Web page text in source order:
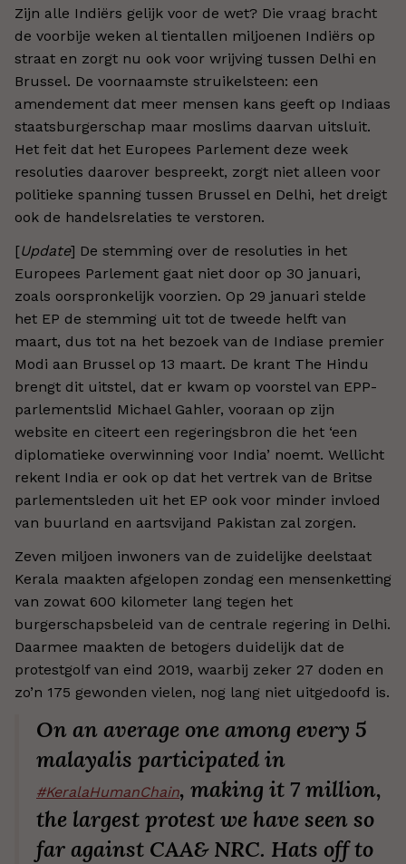
Zijn alle Indiërs gelijk voor de wet? Die vraag bracht
de voorbije weken al tientallen miljoenen Indiërs op
straat en zorgt nu ook voor wrijving tussen Delhi en
Brussel. De voornaamste struikelsteen: een
amendement dat meer mensen kans geeft op Indiaas
staatsburgerschap maar moslims daarvan uitsluit.
Het feit dat het Europees Parlement deze week
resoluties daarover bespreekt, zorgt niet alleen voor
politieke spanning tussen Brussel en Delhi, het dreigt
ook de handelsrelaties te verstoren.
[Update] De stemming over de resoluties in het
Europees Parlement gaat niet door op 30 januari,
zoals oorspronkelijk voorzien. Op 29 januari stelde
het EP de stemming uit tot de tweede helft van
maart, dus tot na het bezoek van de Indiase premier
Modi aan Brussel op 13 maart. De krant The Hindu
brengt dit uitstel, dat er kwam op voorstel van EPP-
parlementslid Michael Gahler, vooraan op zijn
website en citeert een regeringsbron die het ‘een
diplomatieke overwinning voor India’ noemt. Wellicht
rekent India er ook op dat het vertrek van de Britse
parlementsleden uit het EP ook voor minder invloed
van buurland en aartsvijand Pakistan zal zorgen.
Zeven miljoen inwoners van de zuidelijke deelstaat
Kerala maakten afgelopen zondag een mensenketting
van zowat 600 kilometer lang tegen het
burgerschapsbeleid van de centrale regering in Delhi.
Daarmee maakten de betogers duidelijk dat de
protestgolf van eind 2019, waarbij zeker 27 doden en
zo’n 175 gewonden vielen, nog lang niet uitgedoofd is.
On an average one among every 5
malayalis participated in
#KeralaHumanChain, making it 7 million,
the largest protest we have seen so
far against CAA& NRC. Hats off to